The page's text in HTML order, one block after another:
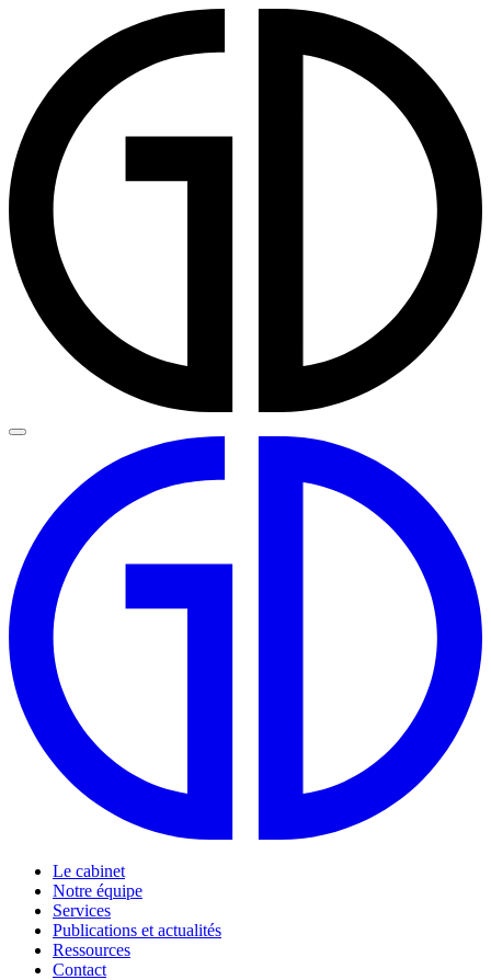
Le cabinet
Notre équipe
Services
Publications et actualités
Ressources
Contact